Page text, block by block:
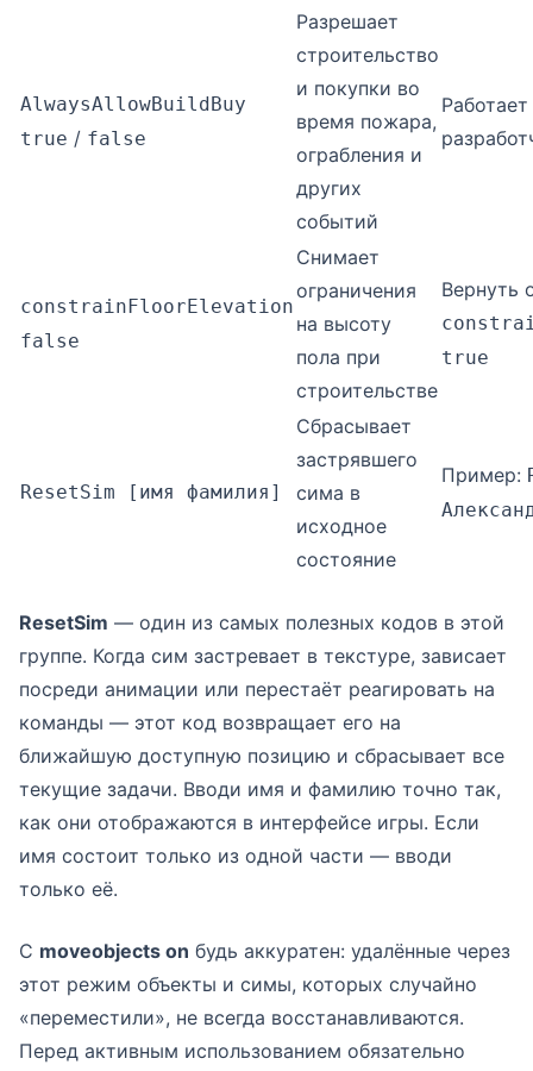
AlwaysAllowBuildBuy
true / false
Разрешает
строительство
и покупки во
время пожара,
ограбления и
других
событий
constrainFloorElevation
false
Снимает
ограничения
на высоту
пола при
строительстве
Вернуть
true
ResetSim [имя фамилия]
Сбрасывает
застрявшего
сима в
исходное
состояние
Пример:
ResetSim — один из самых полезных кодов в этой
группе. Когда сим застревает в текстуре, зависает
посреди анимации или перестаёт реагировать на
команды — этот код возвращает его на
ближайшую доступную позицию и сбрасывает все
текущие задачи. Вводи имя и фамилию точно так,
как они отображаются в интерфейсе игры. Если
имя состоит только из одной части — вводи
только её.
С moveobjects on будь аккуратен: удалённые через
этот режим объекты и симы, которых случайно
«переместили», не всегда восстанавливаются.
Перед активным использованием обязательно